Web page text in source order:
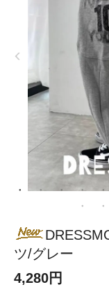
ツ/グレー
4,280円